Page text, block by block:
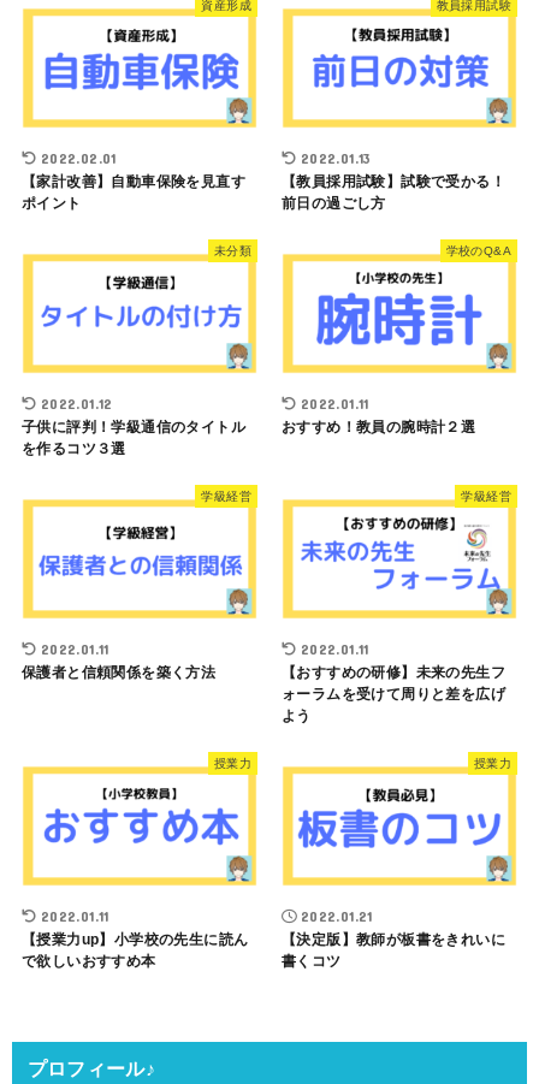
資産形成
2022.02.01
【家計改善】自動車保険を見直す
ポイント
教員採用試験
2022.01.13
【教員採用試験】試験で受かる！
前日の過ごし方
未分類
2022.01.12
子供に評判！学級通信のタイトル
を作るコツ３選
学校のQ&A
2022.01.11
おすすめ！教員の腕時計２選
学級経営
2022.01.11
保護者と信頼関係を築く方法
学級経営
2022.01.11
【おすすめの研修】未来の先生フ
ォーラムを受けて周りと差を広げ
よう
授業力
2022.01.11
【授業力up】小学校の先生に読ん
で欲しいおすすめ本
授業力
2022.01.21
【決定版】教師が板書をきれいに
書くコツ
プロフィール♪